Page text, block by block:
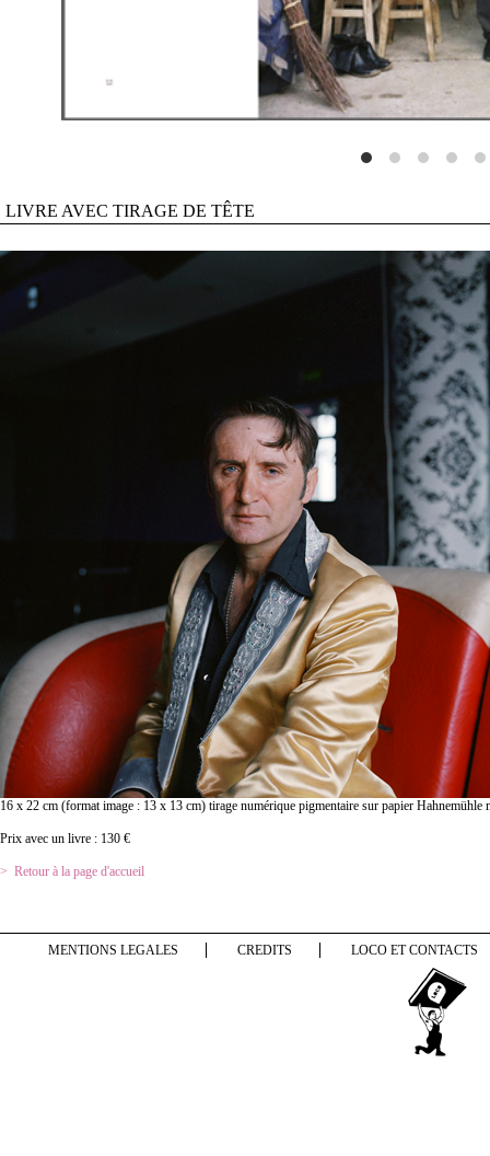
LIVRE AVEC TIRAGE DE TÊTE
16 x 22 cm (format image : 13 x 13 cm) tirage numérique pigmentaire sur papier Hahnemühle
Prix avec un livre : 130 €
Retour à la page d'accueil
MENTIONS LEGALES CREDITS LOCO ET CONTACTS